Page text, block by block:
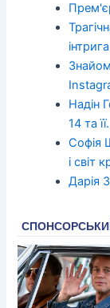
Надін
14 та
Софія
і світ
Дарія